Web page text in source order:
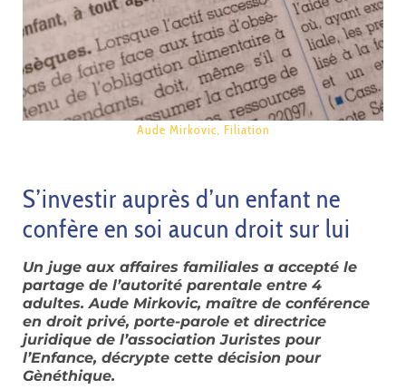
Aude Mirkovic, Filiation
S’investir auprès d’un enfant ne
confère en soi aucun droit sur lui
Un juge aux affaires familiales a accepté le
partage de l’autorité parentale entre 4
adultes. Aude Mirkovic, maître de conférence
en droit privé, porte-parole et directrice
juridique de l’association Juristes pour
l’Enfance, décrypte cette décision pour
Gènéthique.